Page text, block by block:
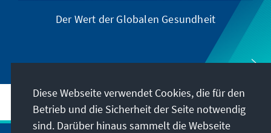
Der Wert der Globalen Gesundheit
Diese Webseite verwendet Cookies, die für den
Betrieb und die Sicherheit der Seite notwendig
sind. Darüber hinaus sammelt die Webseite